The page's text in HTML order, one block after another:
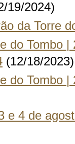
19/2024)
da Torre
do Tombo
(12/18/2023)
do Tombo
e 4 de